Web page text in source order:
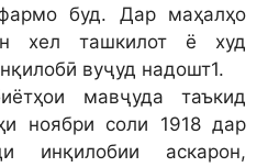
буд. Дар маҳалҳо
хел ташкилот ё худ
вуҷуд надошт1.
мавҷуда таъкид
ноябри соли 1918 дар
инқилобии аскарон,